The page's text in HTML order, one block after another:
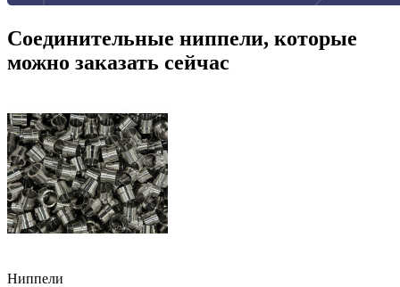
Соединительные ниппели, которые
можно заказать сейчас
Ниппели